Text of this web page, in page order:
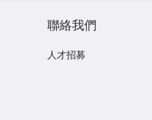
聯絡我們
人才招募